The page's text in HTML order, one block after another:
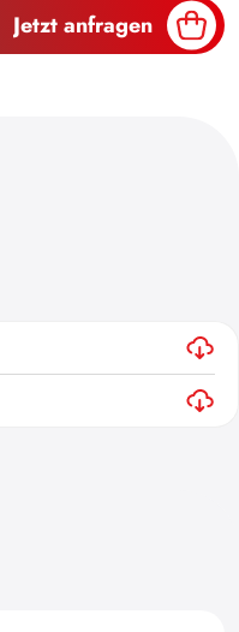
Jetzt anfragen